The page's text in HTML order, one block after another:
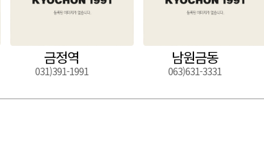
금정역
031)391-1991
남원금동
063)631-3331